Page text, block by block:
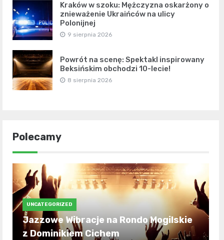
Kraków w szoku: Mężczyzna oskarżony o
znieważenie Ukraińców na ulicy
Polonijnej
9 sierpnia 2026
Powrót na scenę: Spektakl inspirowany
Beksińskim obchodzi 10-lecie!
8 sierpnia 2026
Polecamy
UNCATEGORIZED
Jazzowe Wibracje na Rondo Mogilskie
z Dominikiem Cichem